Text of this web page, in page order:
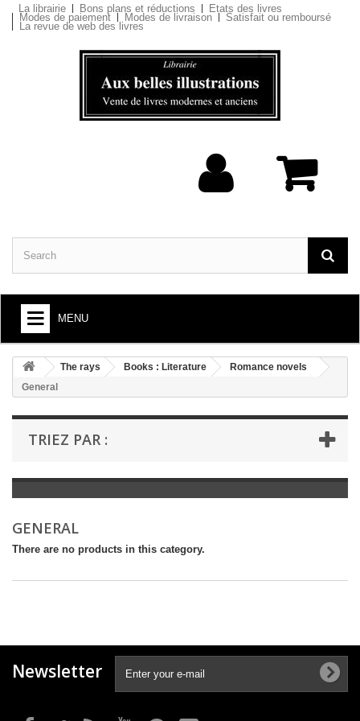
La librairie Bons plans et réductions Etats des livres
Modes de paiement Modes de livraison Satisfait ou remboursé
La revue de web des livres
MENU
+
BOOKS : ARTS AND SOCIETY
+
BOOKS : LITERATURE
+
BOOKS : YOUTH
LIVRES ANCIENS AVANT 1945
The rays Books : Literature
Romance novels
General
TRIEZ PAR :
GENERAL
There are no products in this category.
Newsletter